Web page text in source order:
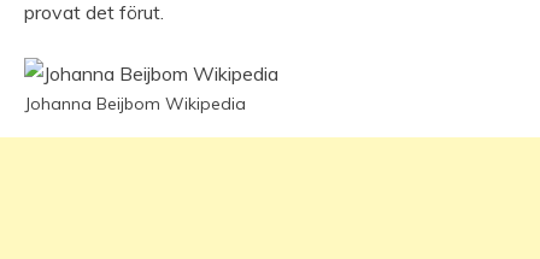
provat det förut.
Johanna Beijbom Wikipedia